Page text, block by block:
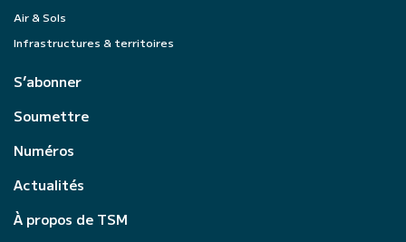
Air & Sols
Infrastructures & territoires
S’abonner
Soumettre
Numéros
Actualités
À propos de TSM